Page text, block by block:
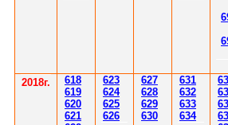
2018г. 618
619
620
621
623
624
625
626
627
628
629
630
631
632
633
634